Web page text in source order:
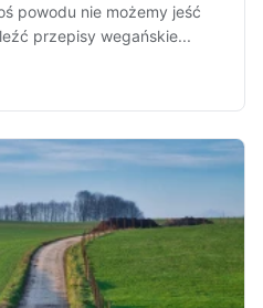
powodu nie możemy jeść
przepisy wegańskie...